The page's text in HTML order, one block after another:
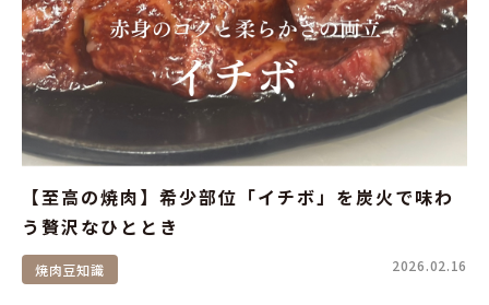
【至高の焼肉】希少部位「イチボ」を炭火で味わ
う贅沢なひととき
焼肉豆知識 2026.02.16